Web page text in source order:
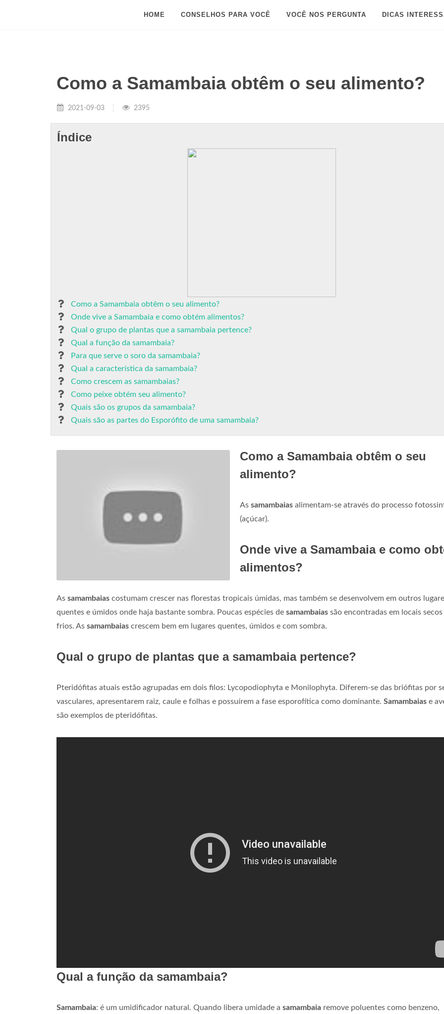
HOME CONSELHOS PARA VOCÊ VOCÊ NOS PERGUNTA DICAS
Como a Samambaia obtêm o seu alimento?
2021-09-03 2395
Índice
Como a Samambaia obtêm o seu alimento?
Onde vive a Samambaia e como obtém alimentos?
Qual o grupo de plantas que a samambaia pertence?
Qual a função da samambaia?
Para que serve o soro da samambaia?
Qual a característica da samambaia?
Como crescem as samambaias?
Como peixe obtém seu alimento?
Quais são os grupos da samambaia?
Quais são as partes do Esporófito de uma samambaia?
Como a Samambaia obtêm o seu
alimento?
As samambaias alimentam-se através do processo
(açúcar).
Onde vive a Samambaia e como
alimentos?
As samambaias costumam crescer nas florestas tropicais úmidas, mas também se desenvolvem em outros
quentes e úmidos onde haja bastante sombra. Poucas espécies de samambaias são encontradas em locais secos
frios. As samambaias crescem bem em lugares quentes, úmidos e com sombra.
Qual o grupo de plantas que a samambaia pertence?
Pteridófitas atuais estão agrupadas em dois filos: Lycopodiophyta e Monilophyta. Diferem-se das briófitas por
vasculares, apresentarem raiz, caule e folhas e possuírem a fase esporofítica como dominante. Samambaias e
são exemplos de pteridófitas.
Qual a função da samambaia?
Samambaia: é um umidificador natural. Quando libera umidade a samambaia remove poluentes como benzeno,